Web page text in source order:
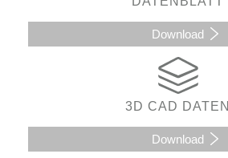
Download
3D CAD DATEN
Download